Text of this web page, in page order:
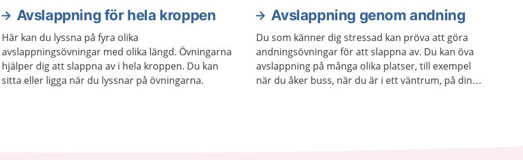
Avslappning för hela kroppen
Här kan du lyssna på fyra olika
avslappningsövningar med olika längd. Övningarna
hjälper dig att slappna av i hela kroppen. Du kan
sitta eller ligga när du lyssnar på övningarna.
Avslappning genom andning
Du som känner dig stressad kan pröva att göra
andningsövningar för att slappna av. Du kan öva
avslappning på många olika platser, till exempel
när du åker buss, när du är i ett väntrum, på din